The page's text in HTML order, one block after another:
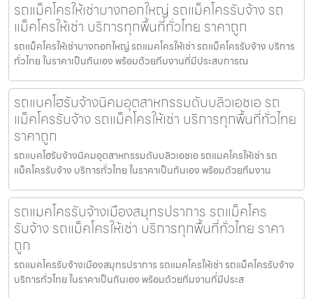
รถแม็คโครให้เช่าบางกอกใหญ่ รถแม็คโครรับจ้าง รถ
แม็คโครให้เช่า บริการทุกพื้นที่ทั่วไทย ราคาถูก
รถแม็คโครให้เช่าบางกอกใหญ่ รถแมคโครให้เช่า รถแม็คโครรับจ้าง บริการ
ทั่วไทย ในราคาเป็นกันเอง พร้อมด้วยทีมงานที่มีประสบการณ
รถแบคโฮรับจ้างนิคมอุตสาหกรรมดับบลิวเอชเอ รถ
แม็คโครรับจ้าง รถแม็คโครให้เช่า บริการทุกพื้นที่ทั่วไทย
ราคาถูก
รถแบคโฮรับจ้างนิคมอุตสาหกรรมดับบลิวเอชเอ รถแมคโครให้เช่า รถ
แม็คโครรับจ้าง บริการทั่วไทย ในราคาเป็นกันเอง พร้อมด้วยทีมงาน
รถแมคโครรับจ้างเมืองสมุทรปราการ รถแม็คโคร
รับจ้าง รถแม็คโครให้เช่า บริการทุกพื้นที่ทั่วไทย ราคา
ถูก
รถแมคโครรับจ้างเมืองสมุทรปราการ รถแมคโครให้เช่า รถแม็คโครรับจ้าง
บริการทั่วไทย ในราคาเป็นกันเอง พร้อมด้วยทีมงานที่มีประส